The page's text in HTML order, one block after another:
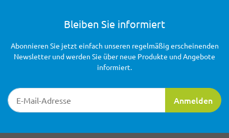
Bleiben Sie informiert
Newsletter-Registrierung
Anmelden
Abonnieren Sie jetzt einfach unseren regelmäßig erscheinenden
Newsletter und werden Sie über neue Produkte und Angebote
informiert.